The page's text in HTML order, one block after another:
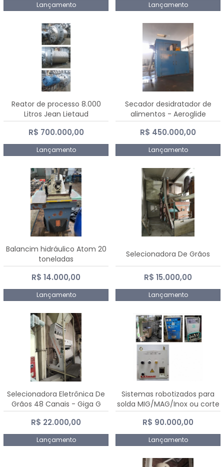
Lançamento Lançamento
Reator de processo 8.000
Litros Jean Lietaud
R$ 700.000,00
Lançamento
Secador desidratador de
alimentos - Aeroglide
R$ 450.000,00
Lançamento
Balancim hidráulico Atom 20
toneladas
R$ 14.000,00
Lançamento
Selecionadora De Grãos
R$ 15.000,00
Lançamento
Selecionadora Eletrônica De
Grãos 48 Canais - Giga G
10000
R$ 22.000,00
Lançamento
Sistemas robotizados para
solda MIG/MAG/Inox ou corte
plasma
R$ 90.000,00
Lançamento